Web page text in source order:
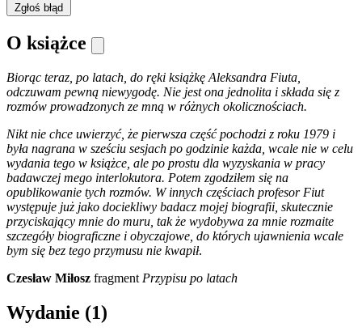
Zgłoś błąd
O książce
Biorąc teraz, po latach, do ręki książkę Aleksandra Fiuta,
odczuwam pewną niewygodę. Nie jest ona jednolita i składa się z
rozmów prowadzonych ze mną w różnych okolicznościach.
Nikt nie chce uwierzyć, że pierwsza część pochodzi z roku 1979 i
była nagrana w sześciu sesjach po godzinie każda, wcale nie w celu
wydania tego w książce, ale po prostu dla wyzyskania w pracy
badawczej mego interlokutora. Potem zgodziłem się na
opublikowanie tych rozmów. W innych częściach profesor Fiut
występuje już jako dociekliwy badacz mojej biografii, skutecznie
przyciskający mnie do muru, tak że wydobywa za mnie rozmaite
szczegóły biograficzne i obyczajowe, do których ujawnienia wcale
bym się bez tego przymusu nie kwapił.
Czesław Miłosz fragment Przypisu po latach
Wydanie (1)